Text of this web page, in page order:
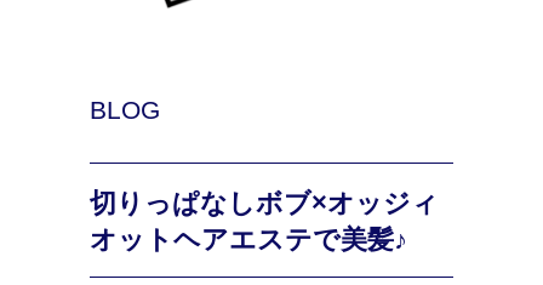
BLOG
切りっぱなしボブ×オッジィ
オットヘアエステで美髪♪